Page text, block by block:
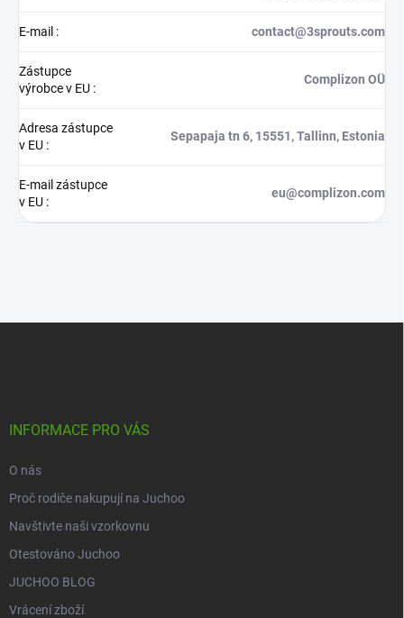
E-mail : contact@3sprouts.com
Zástupce
výrobce v EU :
Complizon OÜ
Adresa zástupce
v EU :
Sepapaja tn 6, 15551, Tallinn, Estonia
E-mail zástupce
v EU :
eu@complizon.com
INFORMACE PRO VÁS
O nás
Proč rodiče nakupují na Juchoo
Navštivte naši vzorkovnu
Otestováno Juchoo
JUCHOO BLOG
Vrácení zboží